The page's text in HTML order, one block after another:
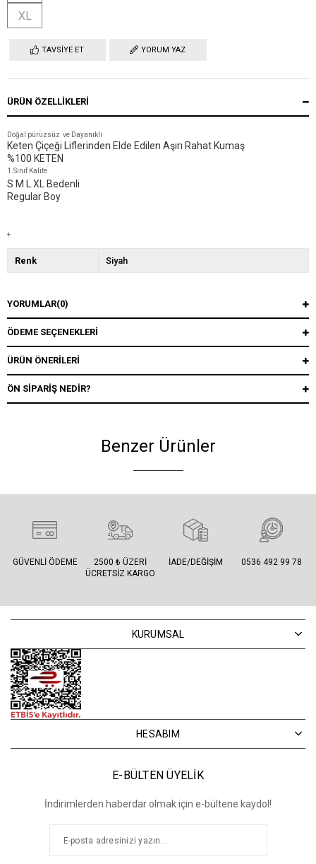
XL
TAVSIYE ET YORUM YAZ
ÜRÜN ÖZELLIKLERI
Doğal pürüzsüz ve Dayanıklı
Keten Çiçeği Liflerinden Elde Edilen Aşırı Rahat Kumaş
%100 KETEN
1.Sınıf Kalite
S M L XL Bedenli
Regular Boy
+
Renk Siyah
YORUMLAR(0)
ÖDEME SEÇENEKLERI
ÜRÜN ÖNERILERI
ÖN SIPARIŞ NEDIR?
Benzer Ürünler
GÜVENLI ÖDEME
2500 ₺ ÜZERI
ÜCRETSIZ KARGO
İADE/DEĞIŞIM 0536 492 99 78
KURUMSAL
HESABIM
E-BÜLTEN ÜYELİK
İndirimlerden haberdar olmak için e-bültene kaydol!